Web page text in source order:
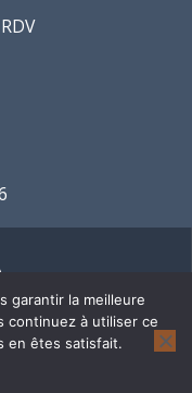
garantir la meilleure
continuez à utiliser ce
en êtes satisfait.